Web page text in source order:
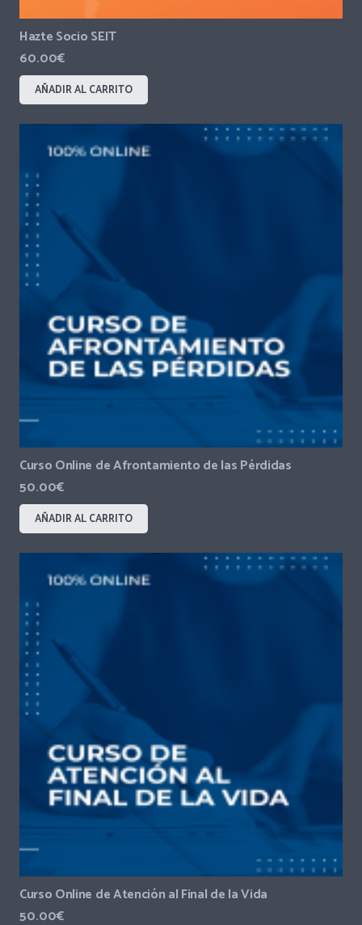
Hazte Socio SEIT
60.00€
AÑADIR AL CARRITO
Curso Online de Afrontamiento de las Pérdidas
50.00€
AÑADIR AL CARRITO
Curso Online de Atención al Final de la Vida
50.00€